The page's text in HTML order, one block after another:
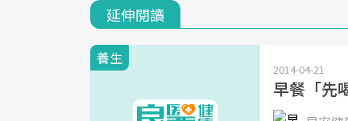
延伸閱讀
養生
2014-04-21
早餐「先